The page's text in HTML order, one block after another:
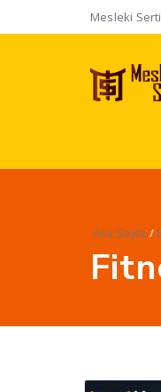
Mesleki
Ana Sayfa /